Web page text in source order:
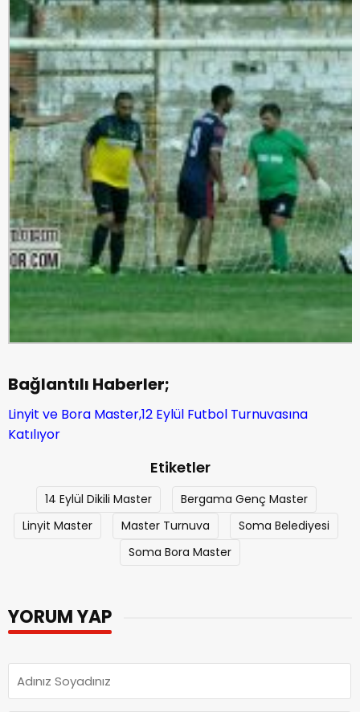
Bağlantılı Haberler;
Linyit ve Bora Master,12 Eylül Futbol Turnuvasına
Katılıyor
Etiketler
14 Eylül Dikili Master
Bergama Genç Master
Linyit Master
Master Turnuva
Soma Belediyesi
Soma Bora Master
YORUM YAP